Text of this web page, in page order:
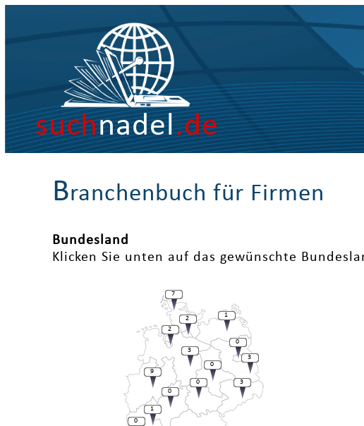
suchnadel.de
Branchenbuch für Firmen
Bundesland
Klicken Sie unten auf das gewünschte
3
3
9
0
0
1
2
7
2
3
0
0
1
0